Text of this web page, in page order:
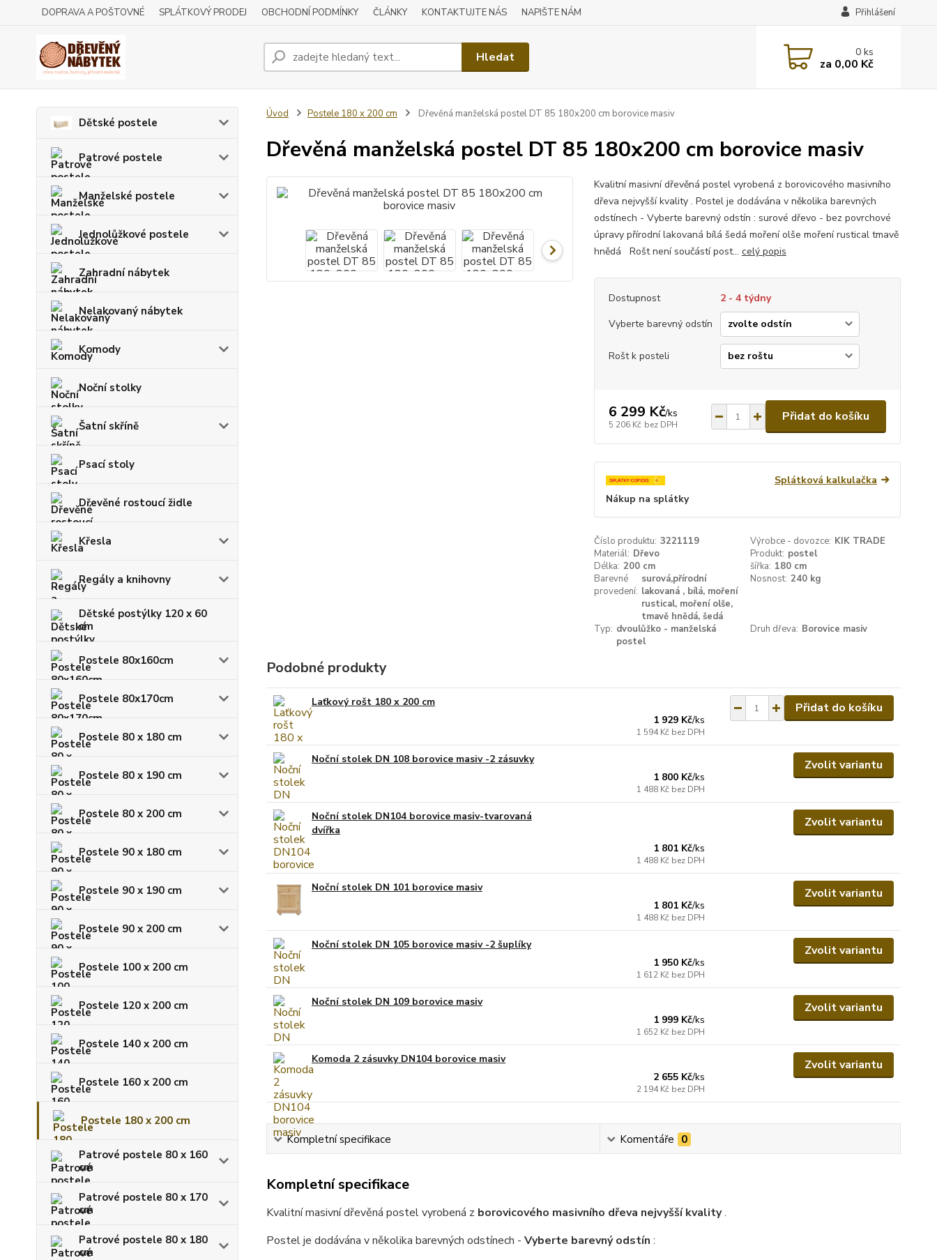
DOPRAVA A POŠTOVNÉ SPLÁTKOVÝ PRODEJ OBCHODNÍ PODMÍNKY ČLÁNKY KONTAKTUJTE NÁS NAPIŠTE NÁM Přihlášení
Hledat 0ks
za 0,00 Kč
Dětské postele
Patrové postele
Manželské postele
Jednolůžkové postele
Zahradní nábytek
Nelakovaný nábytek
Komody
Noční stolky
Šatní skříně
Psací stoly
Dřevěné rostoucí židle
Křesla
Regály a knihovny
Dětské postýlky 120 x 60
cm
Postele 80x160cm
Postele 80x170cm
Postele 80 x 180 cm
Postele 80 x 190 cm
Postele 80 x 200 cm
Postele 90 x 180 cm
Postele 90 x 190 cm
Postele 90 x 200 cm
Postele 100 x 200 cm
Postele 120 x 200 cm
Postele 140 x 200 cm
Postele 160 x 200 cm
Postele 180 x 200 cm
Patrové postele 80 x 160
cm
Patrové postele 80 x 170
cm
Patrové postele 80 x 180
cm
Úvod Postele 180 x 200 cm Dřevěná manželská postel DT 85 180x200 cm borovice masiv
Dřevěná manželská postel DT 85 180x200 cm borovice masiv
Kvalitní masivní dřevěná postel vyrobená z borovicového masivního
dřeva nejvyšší kvality . Postel je dodávána v několika barevných
odstínech - Vyberte barevný odstín : surové dřevo - bez povrchové
úpravy přírodní lakovaná bílá šedá moření olše moření rustical tmavě
hnědá Rošt není součástí post... celý popis
Dostupnost
2 - 4 týdny
Vyberte barevný odstín
Rošt k posteli
6 299 Kč/ks
5 206 Kč bez DPH
Přidat do košíku
Splátková kalkulačka
Nákup na splátky
Číslo produktu: 3221119 Výrobce - dovozce: KIK TRADE
Materiál: Dřevo Produkt: postel
Délka: 200 cm šířka: 180 cm
Barevné
provedení:
surová,přírodní
lakovaná , bílá, moření
rustical, moření olše,
tmavě hnědá, šedá
Nosnost: 240 kg
Typ: dvoulůžko - manželská
postel
Druh dřeva: Borovice masiv
Podobné produkty
Laťkový rošt 180 x 200 cm
1 929 Kč/ks
1 594 Kč bez DPH
Přidat do košíku
Noční stolek DN 108 borovice masiv -2 zásuvky
1 800 Kč/ks
1 488 Kč bez DPH
Zvolit variantu
Noční stolek DN104 borovice masiv-tvarovaná
dvířka
1 801 Kč/ks
1 488 Kč bez DPH
Zvolit variantu
Noční stolek DN 101 borovice masiv
1 801 Kč/ks
1 488 Kč bez DPH
Zvolit variantu
Noční stolek DN 105 borovice masiv -2 šuplíky
1 950 Kč/ks
1 612 Kč bez DPH
Zvolit variantu
Noční stolek DN 109 borovice masiv
1 999 Kč/ks
1 652 Kč bez DPH
Zvolit variantu
Komoda 2 zásuvky DN104 borovice masiv
2 655 Kč/ks
2 194 Kč bez DPH
Zvolit variantu
Kompletní specifikace Komentáře 0
Kompletní specifikace
Kvalitní masivní dřevěná postel vyrobená z borovicového masivního dřeva nejvyšší kvality.
Postel je dodávána v několika barevných odstínech - Vyberte barevný odstín :